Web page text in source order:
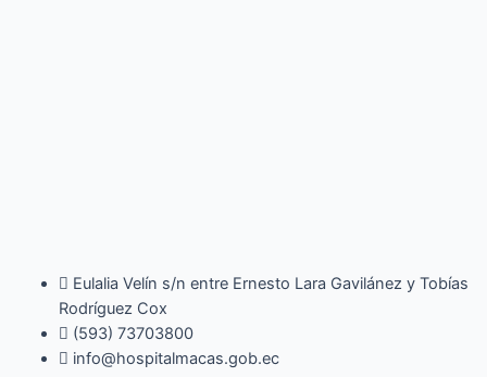
Eulalia Velín s/n entre Ernesto Lara Gavilánez y Tobías
Rodríguez Cox
(593) 73703800​
info@hospitalmacas.gob.ec